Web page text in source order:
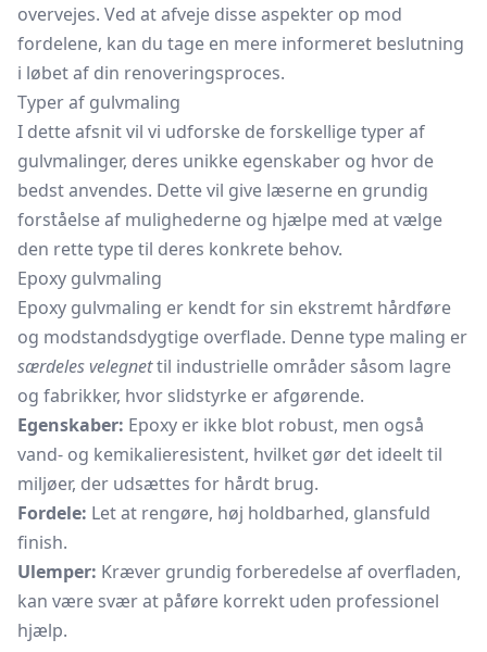
overvejes. Ved at afveje disse aspekter op mod
fordelene, kan du tage en mere informeret beslutning
i løbet af din renoveringsproces.
Typer af gulvmaling
I dette afsnit vil vi udforske de forskellige typer af
gulvmalinger, deres unikke egenskaber og hvor de
bedst anvendes. Dette vil give læserne en grundig
forståelse af mulighederne og hjælpe med at vælge
den rette type til deres konkrete behov.
Epoxy gulvmaling
Epoxy gulvmaling er kendt for sin ekstremt hårdføre
og modstandsdygtige overflade. Denne type maling er
særdeles velegnettil industrielle områder såsom lagre
og fabrikker, hvor slidstyrke er afgørende.
Egenskaber: Epoxy er ikke blot robust, men også
vand- og kemikalieresistent, hvilket gør det ideelt til
miljøer, der udsættes for hårdt brug.
Fordele: Let at rengøre, høj holdbarhed, glansfuld
finish.
Ulemper: Kræver grundig forberedelse af overfladen,
kan være svær at påføre korrekt uden professionel
hjælp.